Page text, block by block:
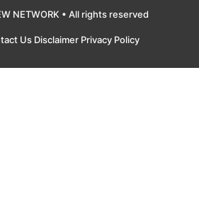
NETWORK • All rights reserved
Us Disclaimer Privacy Policy